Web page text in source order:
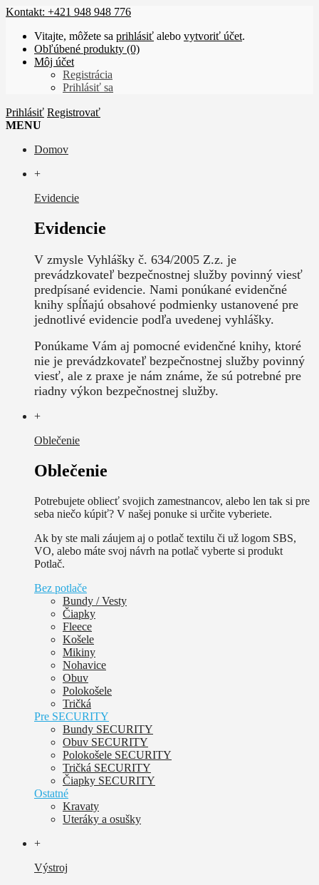
Kontakt: +421 948 948 776
Vitajte, môžete sa prihlásiť alebo vytvoriť účet.
Obľúbené produkty (0)
Môj účet
Registrácia
Prihlásiť sa
Prihlásiť Registrovať
MENU
Domov
+
Evidencie
Evidencie
V zmysle Vyhlášky č. 634/2005 Z.z. je
prevádzkovateľ bezpečnostnej služby povinný viesť
predpísané evidencie. Nami ponúkané evidenčné
knihy spĺňajú obsahové podmienky ustanovené pre
jednotlivé evidencie podľa uvedenej vyhlášky.
Ponúkame Vám aj pomocné evidenčné knihy, ktoré
nie je prevádzkovateľ bezpečnostnej služby povinný
viesť, ale z praxe je nám známe, že sú potrebné pre
riadny výkon bezpečnostnej služby.
+
Oblečenie
Oblečenie
Potrebujete obliecť svojich zamestnancov, alebo len tak si pre
seba niečo kúpiť? V našej ponuke si určite vyberiete.
Ak by ste mali záujem aj o potlač textilu či už logom SBS,
VO, alebo máte svoj návrh na potlač vyberte si produkt
Potlač.
Bez potlače
Bundy / Vesty
Čiapky
Fleece
Košele
Mikiny
Nohavice
Obuv
Polokošele
Tričká
Pre SECURITY
Bundy SECURITY
Obuv SECURITY
Polokošele SECURITY
Tričká SECURITY
Čiapky SECURITY
Ostatné
Kravaty
Uteráky a osušky
+
Výstroj